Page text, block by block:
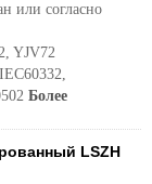
или согласно
YJV72
Более
LSZH